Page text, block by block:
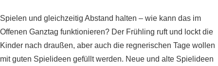
Spielen und gleichzeitig Abstand halten – wie kann das im
Offenen Ganztag funktionieren? Der Frühling ruft und lockt die
Kinder nach draußen, aber auch die regnerischen Tage wollen
mit guten Spielideen gefüllt werden. Neue und alte Spielideen